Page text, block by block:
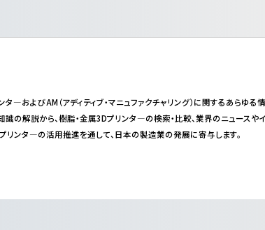
およびAM（アディティブ・マニュファクチャリング）に関するあらゆる
の解説から、樹脂・金属3Dプリンタ―の検索・比較、業界のニュース
リンタ―の活用推進を通して、日本の製造業の発展に寄与します。